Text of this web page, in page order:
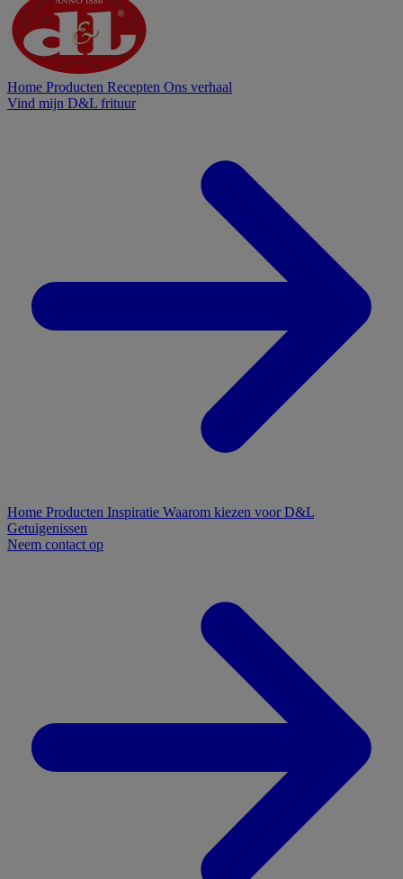
Home Producten Recepten Ons verhaal
Vind mijn D&L frituur
Home Producten Inspiratie Waarom kiezen voor D&L
Getuigenissen
Neem contact op